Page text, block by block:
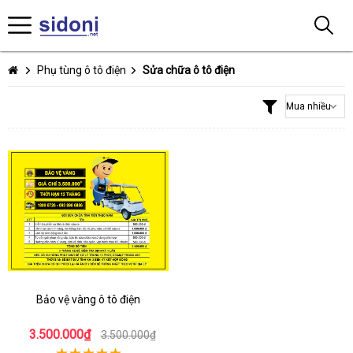
Phụ tùng ô tô điện Sửa chữa ô tô điện
Bảo vệ vàng ô tô điện
3.500.000₫ 3.500.000₫